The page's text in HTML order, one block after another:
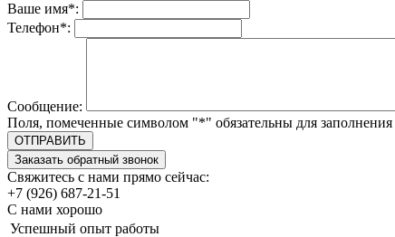
Ваше имя*:
Телефон*:
Сообщение:
Поля, помеченные символом "*" обязательны для заполнения
Свяжитесь с нами прямо сейчас:
+7 (926) 687-21-51
С нами хорошо
Успешный опыт работы